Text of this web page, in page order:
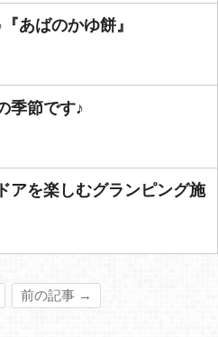
あばのかゆ餅』
季節です♪
アを楽しむグランピング施
前の記事 →